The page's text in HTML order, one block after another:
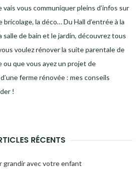
vais vous communiquer pleins d’infos sur
bricolage, la déco… Du Hall d’entrée à la
salle de bain et le jardin, découvrez tous
voulez rénover la suite parentale de
que vous ayez un projet de
ferme rénovée : mes conseils
!
RÉCENTS
grandir avec votre enfant